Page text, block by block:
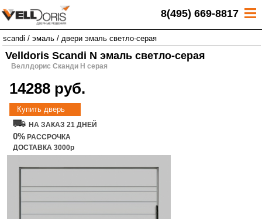
8(495) 669-8817
scandi / эмаль / двери эмаль светло-серая
Velldoris Scandi N эмаль светло-серая
Веллдорис Сканди Н серая
14288 руб.
Купить дверь
НА ЗАКАЗ 21 ДНЕЙ
0% РАССРОЧКА
ДОСТАВКА 3000р